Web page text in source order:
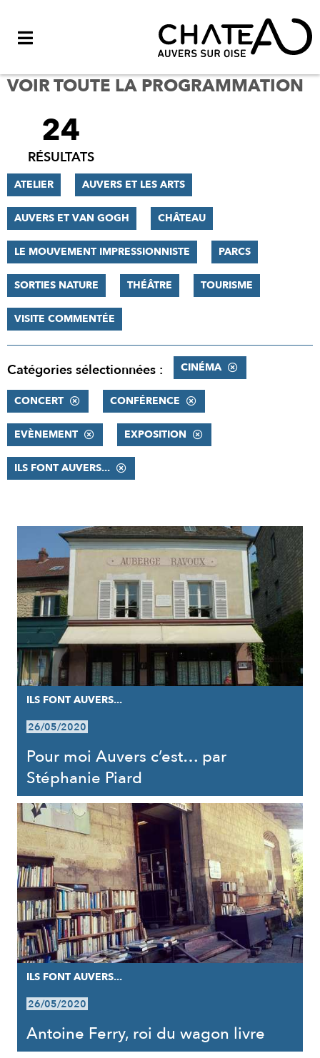
VOIR TOUTE LA PROGRAMMATION
FILTRER
RÉSULTATS
24
RÉSULTATS
ATELIER AUVERS ET LES ARTS
AUVERS ET VAN GOGH CHÂTEAU
LE MOUVEMENT IMPRESSIONNISTE PARCS
SORTIES NATURE THÉÂTRE TOURISME
VISITE COMMENTÉE
Catégories sélectionnées : CINÉMA
CONCERT CONFÉRENCE
EVÈNEMENT EXPOSITION
ILS FONT AUVERS...
RÉSULTATS
ILS FONT AUVERS...
26/05/2020
Pour moi Auvers c’est… par
Stéphanie Piard
ILS FONT AUVERS...
26/05/2020
Antoine Ferry, roi du wagon livre